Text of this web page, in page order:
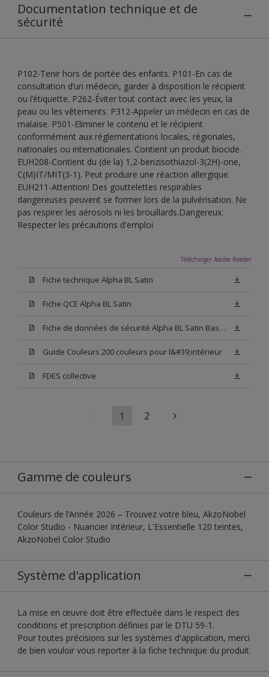
Documentation technique et de
sécurité
P102-Tenir hors de portée des enfants. P101-En cas de
consultation d’un médecin, garder à disposition le récipient
ou l’étiquette. P262-Éviter tout contact avec les yeux, la
peau ou les vêtements. P312-Appeler un médecin en cas de
malaise. P501-Eliminer le contenu et le récipient
conformément aux réglementations locales, régionales,
nationales ou internationales. Contient un produit biocide.
EUH208-Contient du (de la) 1,2-benzisothiazol-3(2H)-one,
C(M)IT/MIT(3-1). Peut produire une réaction allergique.
EUH211-Attention! Des gouttelettes respirables
dangereuses peuvent se former lors de la pulvérisation. Ne
pas respirer les aérosols ni les brouillards.Dangereux.
Respecter les précautions d'emploi
Télécharger Adobe Reader
Fiche technique Alpha BL Satin
Fiche QCE Alpha BL Satin
Fiche de données de sécurité Alpha BL Satin Base W05
Guide Couleurs 200 couleurs pour l&#39;intérieur
FDES collective
1 2
Gamme de couleurs
Couleurs de l’Année 2026 – Trouvez votre bleu, AkzoNobel
Color Studio - Nuancier Intérieur, L'Essentielle 120 teintes,
AkzoNobel Color Studio
Système d'application
La mise en œuvre doit être effectuée dans le respect des
conditions et prescription définies par le DTU 59-1.
Pour toutes précisions sur les systèmes d'application, merci
de bien vouloir vous reporter à la fiche technique du produit.